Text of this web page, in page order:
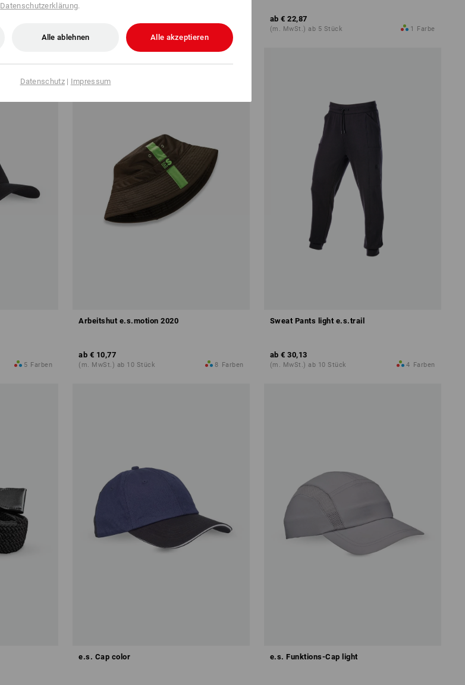
(m. MwSt.) ab 5 Stück Farbe
ab € 22,87
(m. MwSt.) ab 5 Stück 1 Farbe
5 Farben
Arbeitshut e.s.motion 2020
ab € 10,77
(m. MwSt.) ab 10 Stück 8 Farben
Sweat Pants light e.s.trail
ab € 30,13
(m. MwSt.) ab 10 Stück 4 Farben
e.s. Cap color e.s. Funktions-Cap light
Datenschutzerklärung.
Alle ablehnen Alle akzeptieren
Datenschutz| Impressum